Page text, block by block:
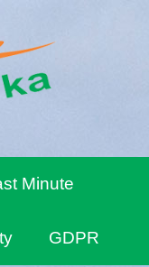
Minute
GDPR